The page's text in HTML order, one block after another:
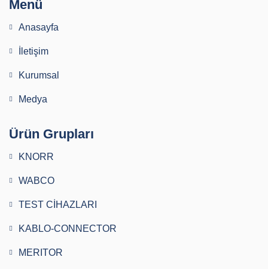
Menü
Anasayfa
İletişim
Kurumsal
Medya
Ürün Grupları
KNORR
WABCO
TEST CİHAZLARI
KABLO-CONNECTOR
MERITOR